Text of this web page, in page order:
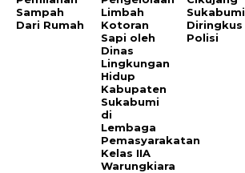
Sampah
Dari Rumah
Limbah
Kotoran
Sapi oleh
Dinas
Lingkungan
Hidup
Kabupaten
Sukabumi
di
Lembaga
Pemasyarakatan
Kelas IIA
Warungkiara
Sukabumi
Diringkus
Polisi